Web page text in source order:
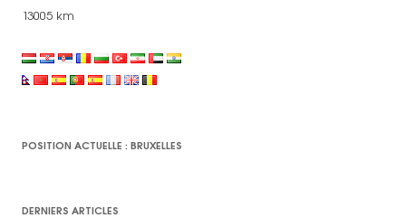
13005 km
POSITION ACTUELLE : BRUXELLES
DERNIERS ARTICLES